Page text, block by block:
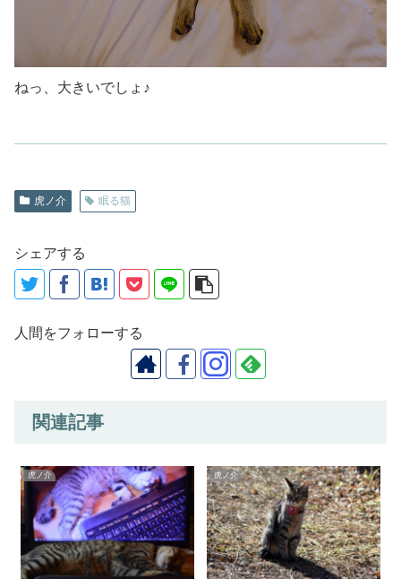
ねっ、大きいでしょ♪
虎ノ介 眠る猫
シェアする
人間をフォローする
関連記事
虎ノ介 虎ノ介